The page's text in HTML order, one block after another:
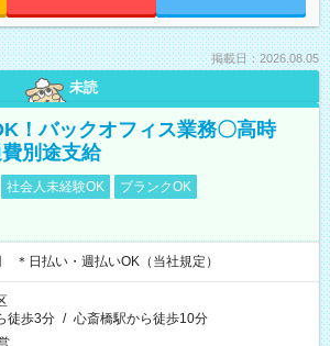
掲載日：2026.08.05
未読
！バックオフィス業務〇高時
別途支給
社会人未経験OK
ブランクOK
＊日払い・週払いOK（当社規定）
徒歩3分 / 心斎橋駅から徒歩10分